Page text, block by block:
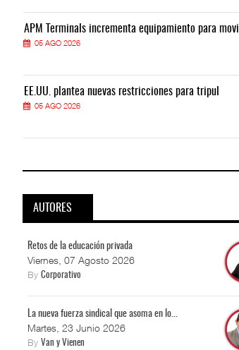
APM Terminals incrementa equipamiento para movi
05 AGO 2026
EE.UU. plantea nuevas restricciones para tripul
05 AGO 2026
AUTORES
Retos de la educación privada
Viernes, 07 Agosto 2026
ByCorporativo
La nueva fuerza sindical que asoma en lo...
Martes, 23 Junio 2026
ByVan y Vienen